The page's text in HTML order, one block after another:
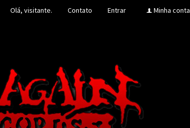
Olá, visitante. Contato Entrar f Minha conta